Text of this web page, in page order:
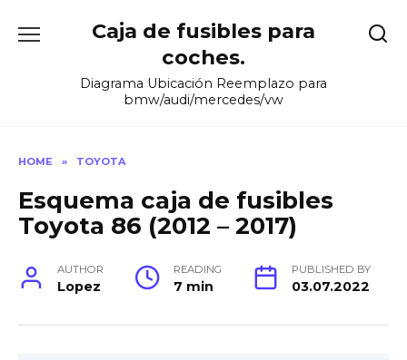
Caja de fusibles para
coches.
Diagrama Ubicación Reemplazo para
bmw/audi/mercedes/vw
HOME » TOYOTA
Esquema caja de fusibles
Toyota 86 (2012 – 2017)
AUTHOR
Lopez
READING
7 min
PUBLISHED BY
03.07.2022